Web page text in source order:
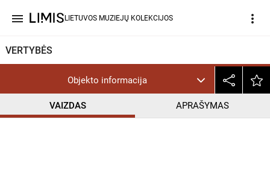
menu LIETUVOS MUZIEJŲ KOLEKCIJOS more_vert
VERTYBĖS
Objekto informacija
VAIZDAS APRAŠYMAS
CC BY help_outline